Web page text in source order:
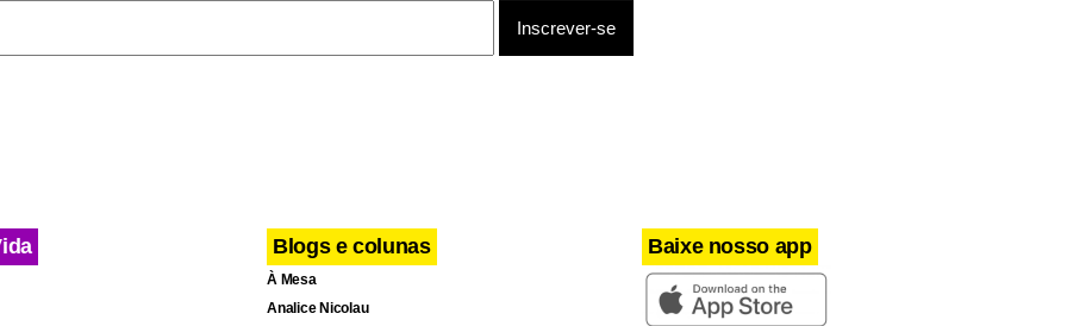
de O Globo, Leandra disse que não é babá de Michelzinho, mas
Conteudo
Blogs e colunas
À Mesa
Analice Nicolau
Baixe nosso app